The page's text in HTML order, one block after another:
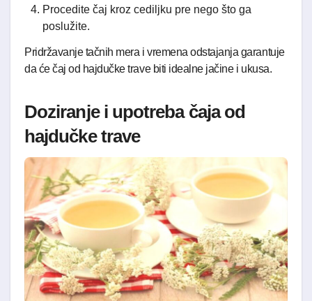
Procedite čaj kroz cediljku pre nego što ga
poslužite.
Pridržavanje tačnih mera i vremena odstajanja garantuje
da će čaj od hajdučke trave biti idealne jačine i ukusa.
Doziranje i upotreba čaja od
hajdučke trave